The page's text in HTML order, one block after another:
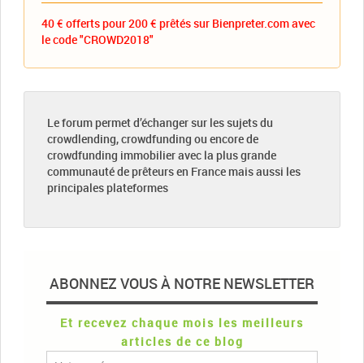
40 € offerts pour 200 € prêtés sur Bienpreter.com avec
le code "CROWD2018"
Le forum permet d’échanger sur les sujets du
crowdlending, crowdfunding ou encore de
crowdfunding immobilier avec la plus grande
communauté de prêteurs en France mais aussi les
principales plateformes
ABONNEZ VOUS À NOTRE NEWSLETTER
Et recevez chaque mois les meilleurs
articles de ce blog